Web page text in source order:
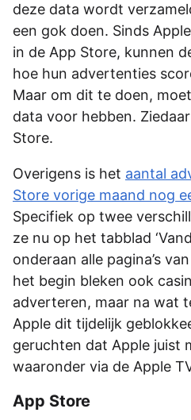
deze data wordt
een gok doen. Sinds
in de App Store, kunnen
hoe hun advertenties
Maar om dit te doen,
data voor hebben.
Store.
Overigens is het aantal
Store vorige maand nog
Specifiek op twee
ze nu op het tabblad
onderaan alle pagina’s
het begin bleken ook
adverteren, maar na wat
Apple dit tijdelijk
geruchten dat Apple juist
waaronder via de Apple
App Store